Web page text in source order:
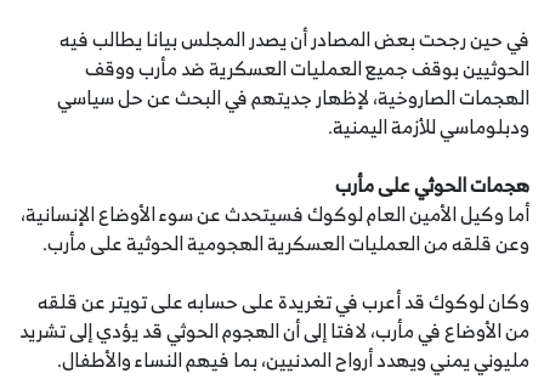
في حين رجحت بعض المصادر أن يصدر المجلس بيانا يطالب فيه
الحوثيين بوقف جميع العمليات العسكرية ضد مأرب ووقف
الهجمات الصاروخية، لإظهار جديتهم في البحث عن حل سياسي
ودبلوماسي للأزمة اليمنية.
هجمات الحوثي على مأرب
أما وكيل الأمين العام لوكوك فسيتحدث عن سوء الأوضاع الإنسانية،
وعن قلقه من العمليات العسكرية الهجومية الحوثية على مأرب.
وكان لوكوك قد أعرب في تغريدة على حسابه على تويتر عن قلقه
من الأوضاع في مأرب، لافتا إلى أن الهجوم الحوثي قد يؤدي إلى تشريد
مليوني يمني ويهدد أرواح المدنيين، بما فيهم النساء والأطفال.